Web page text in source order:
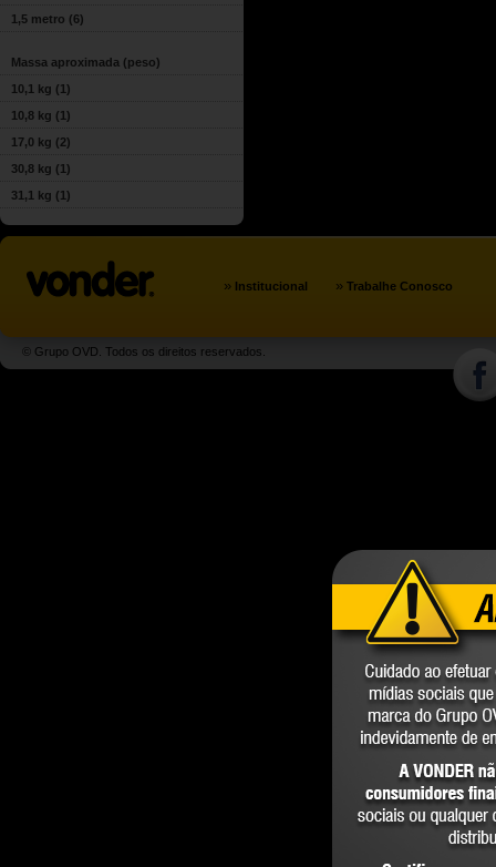
1,5 metro (6)
Massa aproximada (peso)
10,1 kg (1)
10,8 kg (1)
17,0 kg (2)
30,8 kg (1)
31,1 kg (1)
» Institucional » Trabalhe Conosco
© Grupo OVD. Todos os direitos reservados.